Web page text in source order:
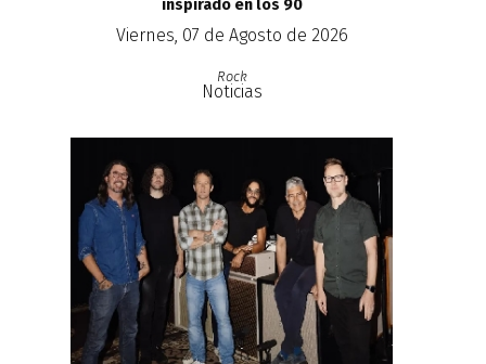
inspirado en los 90
Viernes, 07 de Agosto de 2026
Rock
Noticias